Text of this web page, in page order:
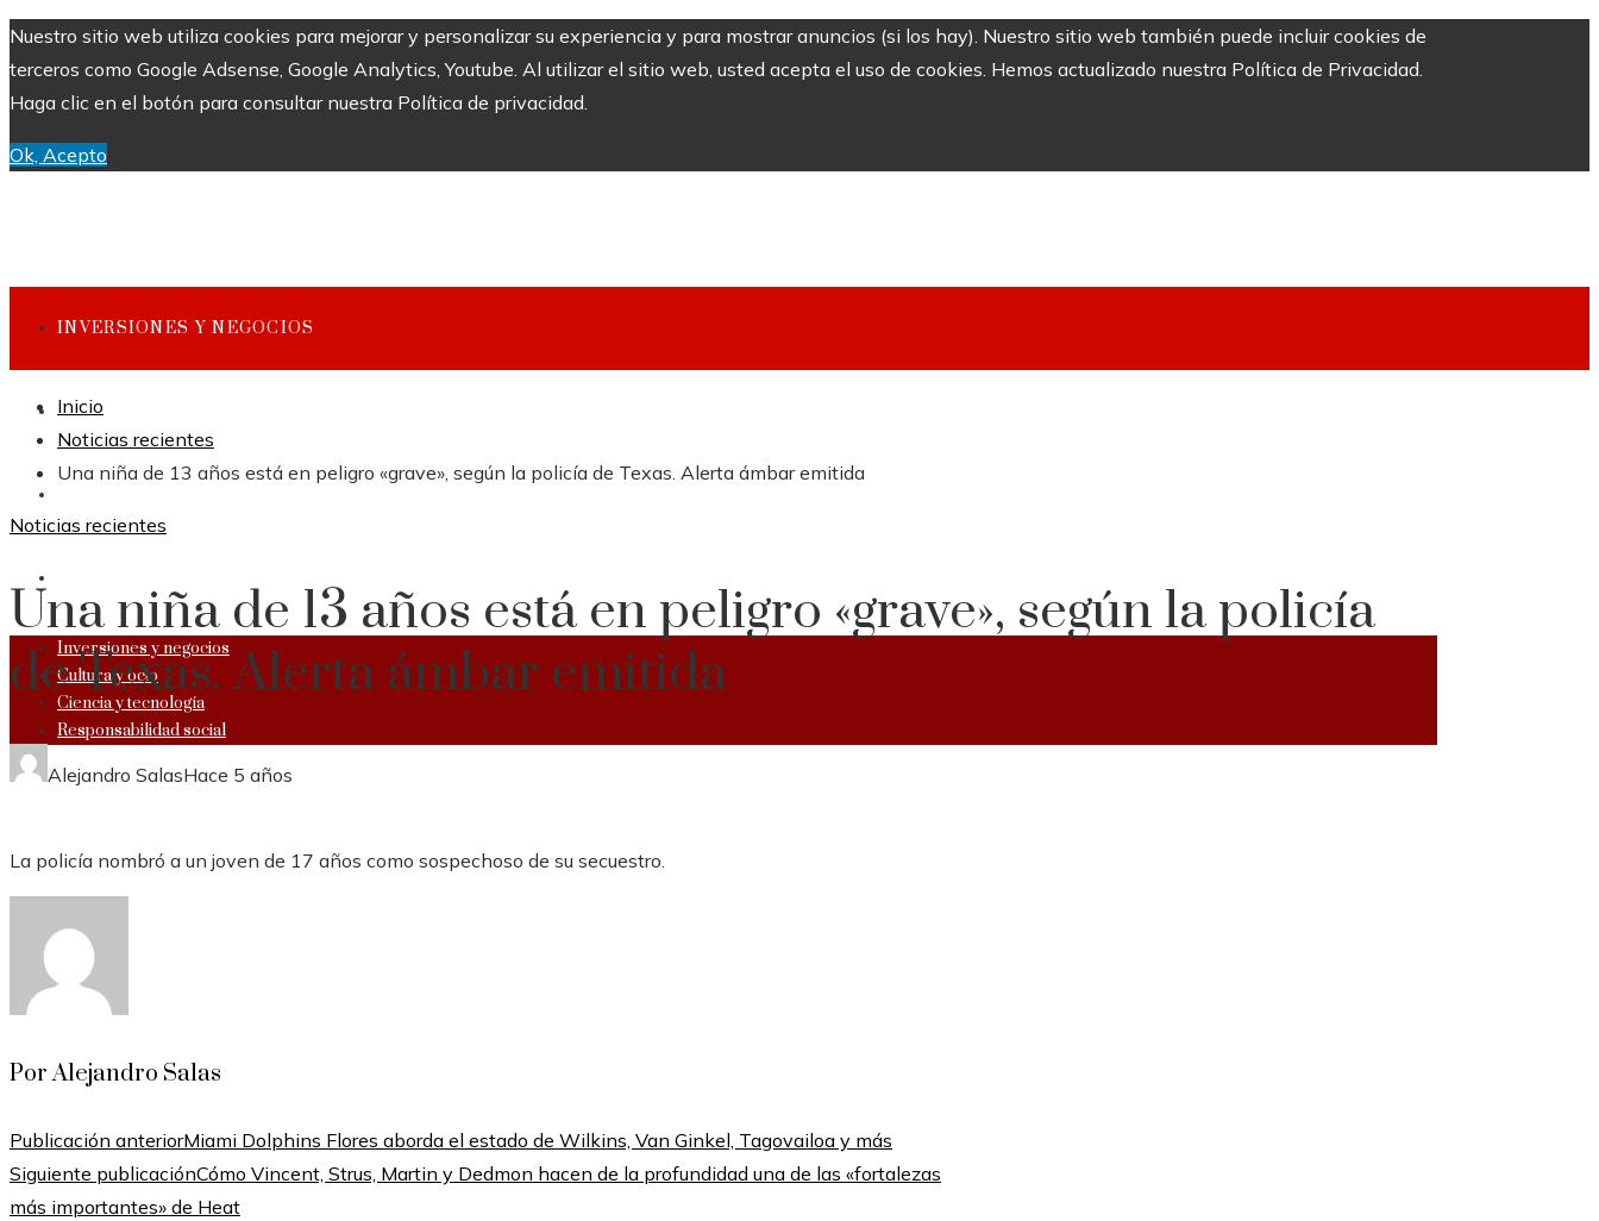
Nuestro sitio web utiliza cookies para mejorar y personalizar su experiencia y para mostrar anuncios (si los hay). Nuestro sitio web también puede incluir cookies de
terceros como Google Adsense, Google Analytics, Youtube. Al utilizar el sitio web, usted acepta el uso de cookies. Hemos actualizado nuestra Política de Privacidad.
Haga clic en el botón para consultar nuestra Política de privacidad.
Ok, Acepto
INVERSIONES Y NEGOCIOS
CULTURA Y OCIO
Inversiones y negocios
Cultura y ocio
Ciencia y tecnología
Responsabilidad social
Inicio
Noticias recientes
Una niña de 13 años está en peligro «grave», según la policía de Texas. Alerta ámbar emitida
Noticias recientes
Una niña de 13 años está en peligro «grave», según la policía
de Texas. Alerta ámbar emitida
Alejandro SalasHace 5 años
La policía nombró a un joven de 17 años como sospechoso de su secuestro.
Por Alejandro Salas
Publicación anteriorMiami Dolphins Flores aborda el estado de Wilkins, Van Ginkel, Tagovailoa y más
Siguiente publicaciónCómo Vincent, Strus, Martin y Dedmon hacen de la profundidad una de las «fortalezas
más importantes» de Heat